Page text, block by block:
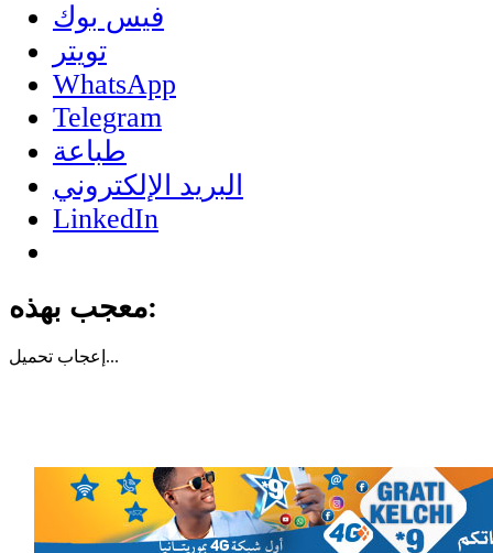
فيس بوك
تويتر
WhatsApp
Telegram
طباعة
البريد الإلكتروني
LinkedIn
معجب بهذه:
إعجاب تحميل...